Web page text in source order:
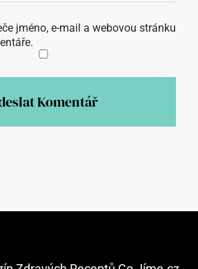
jméno, e-mail a webovou stránku